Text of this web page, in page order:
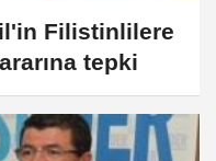
Filistinlilere
tepki